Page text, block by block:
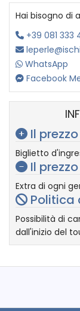
Hai bisogno di
+39 081 333
WhatsApp
Facebook
Il
Biglietto
Il
Extra di ogni
Politica
Possibilità di
dall'inizio del